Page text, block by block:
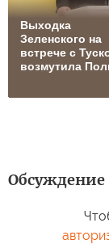
Выходка
Зеленского на
встрече с
возмутила
Обсуждение